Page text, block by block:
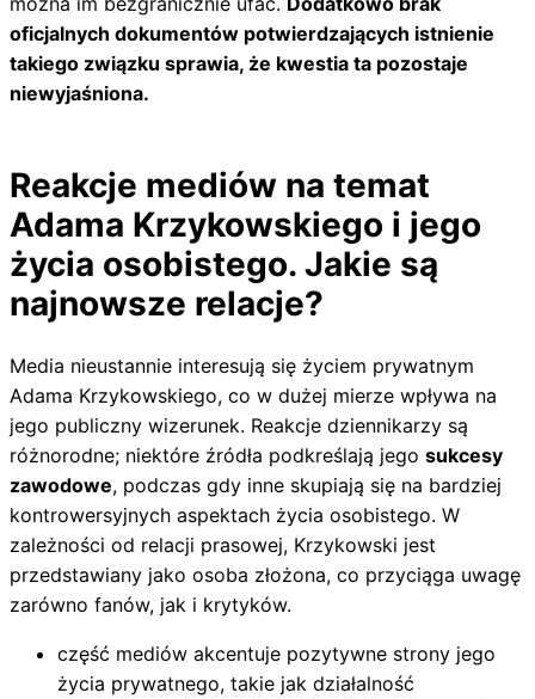
oficjalnych dokumentów potwierdzających istnienie
takiego związku sprawia, że kwestia ta pozostaje
niewyjaśniona.
Reakcje mediów na temat
Adama Krzykowskiego i jego
życia osobistego. Jakie są
najnowsze relacje?
Media nieustannie interesują się życiem prywatnym
Adama Krzykowskiego, co w dużej mierze wpływa na
jego publiczny wizerunek. Reakcje dziennikarzy są
różnorodne; niektóre źródła podkreślają jego sukcesy
zawodowe, podczas gdy inne skupiają się na bardziej
kontrowersyjnych aspektach życia osobistego. W
zależności od relacji prasowej, Krzykowski jest
przedstawiany jako osoba złożona, co przyciąga uwagę
zarówno fanów, jak i krytyków.
część mediów akcentuje pozytywne strony jego
życia prywatnego, takie jak działalność